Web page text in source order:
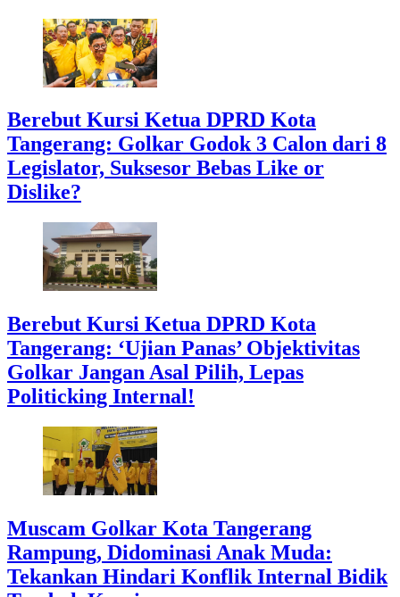
Berebut Kursi Ketua DPRD Kota
Tangerang: Golkar Godok 3 Calon dari 8
Legislator, Suksesor Bebas Like or
Dislike?
Berebut Kursi Ketua DPRD Kota
Tangerang: ‘Ujian Panas’ Objektivitas
Golkar Jangan Asal Pilih, Lepas
Politicking Internal!
Muscam Golkar Kota Tangerang
Rampung, Didominasi Anak Muda:
Tekankan Hindari Konflik Internal Bidik